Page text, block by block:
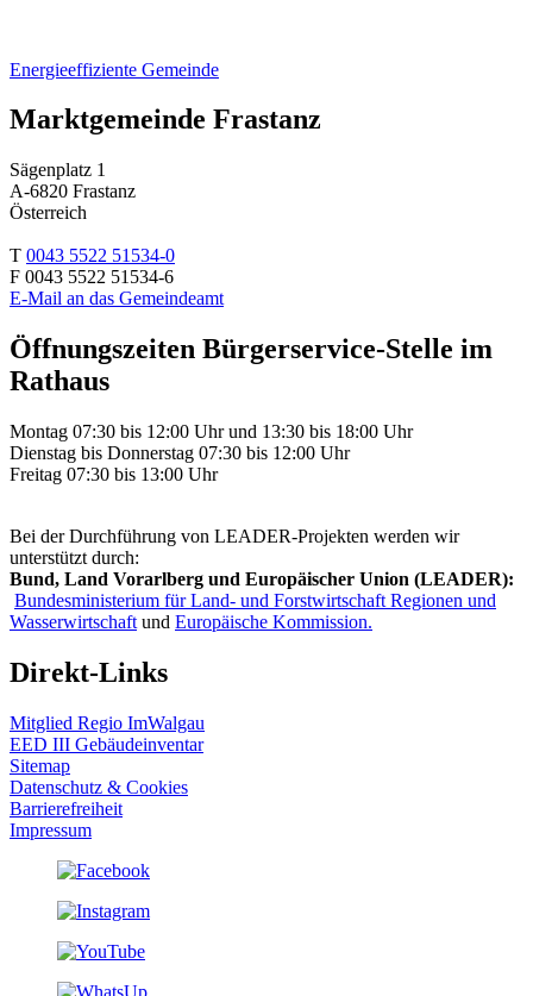
Energieeffiziente Gemeinde
Marktgemeinde Frastanz
Sägenplatz 1
A-6820 Frastanz
Österreich
T 0043 5522 51534-0
F 0043 5522 51534-6
E-Mail an das Gemeindeamt
Öffnungszeiten Bürgerservice-Stelle im
Rathaus
Montag 07:30 bis 12:00 Uhr und 13:30 bis 18:00 Uhr
Dienstag bis Donnerstag 07:30 bis 12:00 Uhr
Freitag 07:30 bis 13:00 Uhr
Bei der Durchführung von LEADER-Projekten werden wir
unterstützt durch:
Bund, Land Vorarlberg und Europäischer Union (LEADER):
Bundesministerium für Land- und Forstwirtschaft Regionen und
Wasserwirtschaft und Europäische Kommission.
Direkt-Links
Mitglied Regio ImWalgau
EED III Gebäudeinventar
Sitemap
Datenschutz & Cookies
Barrierefreiheit
Impressum